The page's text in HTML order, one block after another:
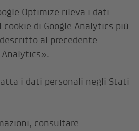
Optimize rileva i dati
di Google Analytics più
al precedente
Analytics».
i dati personali negli Stati
consultare